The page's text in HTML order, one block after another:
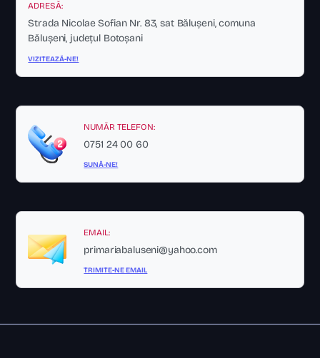
ADRESĂ:
Strada Nicolae Sofian Nr. 83, sat Bălușeni, comuna
Bălușeni, județul Botoșani
VIZITEAZĂ-NE!
NUMĂR TELEFON:
0751 24 00 60
SUNĂ-NE!
EMAIL:
primariabaluseni@yahoo.com
TRIMITE-NE EMAIL